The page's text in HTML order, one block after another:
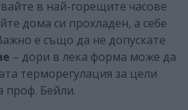
в най-горещите часове
дома си прохладен, а себе
е също да не допускате
– дори в лека форма може да
терморегулация за цели
проф. Бейли.